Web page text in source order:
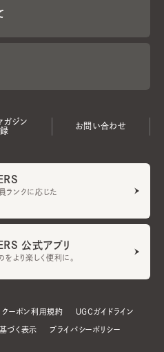
ガジン
お問い合わせ
ランクに応じた
公式アプリ
より楽しく便利に。
クーポン利用規約 UGCガイドライン
づく表示 プライバシーポリシー